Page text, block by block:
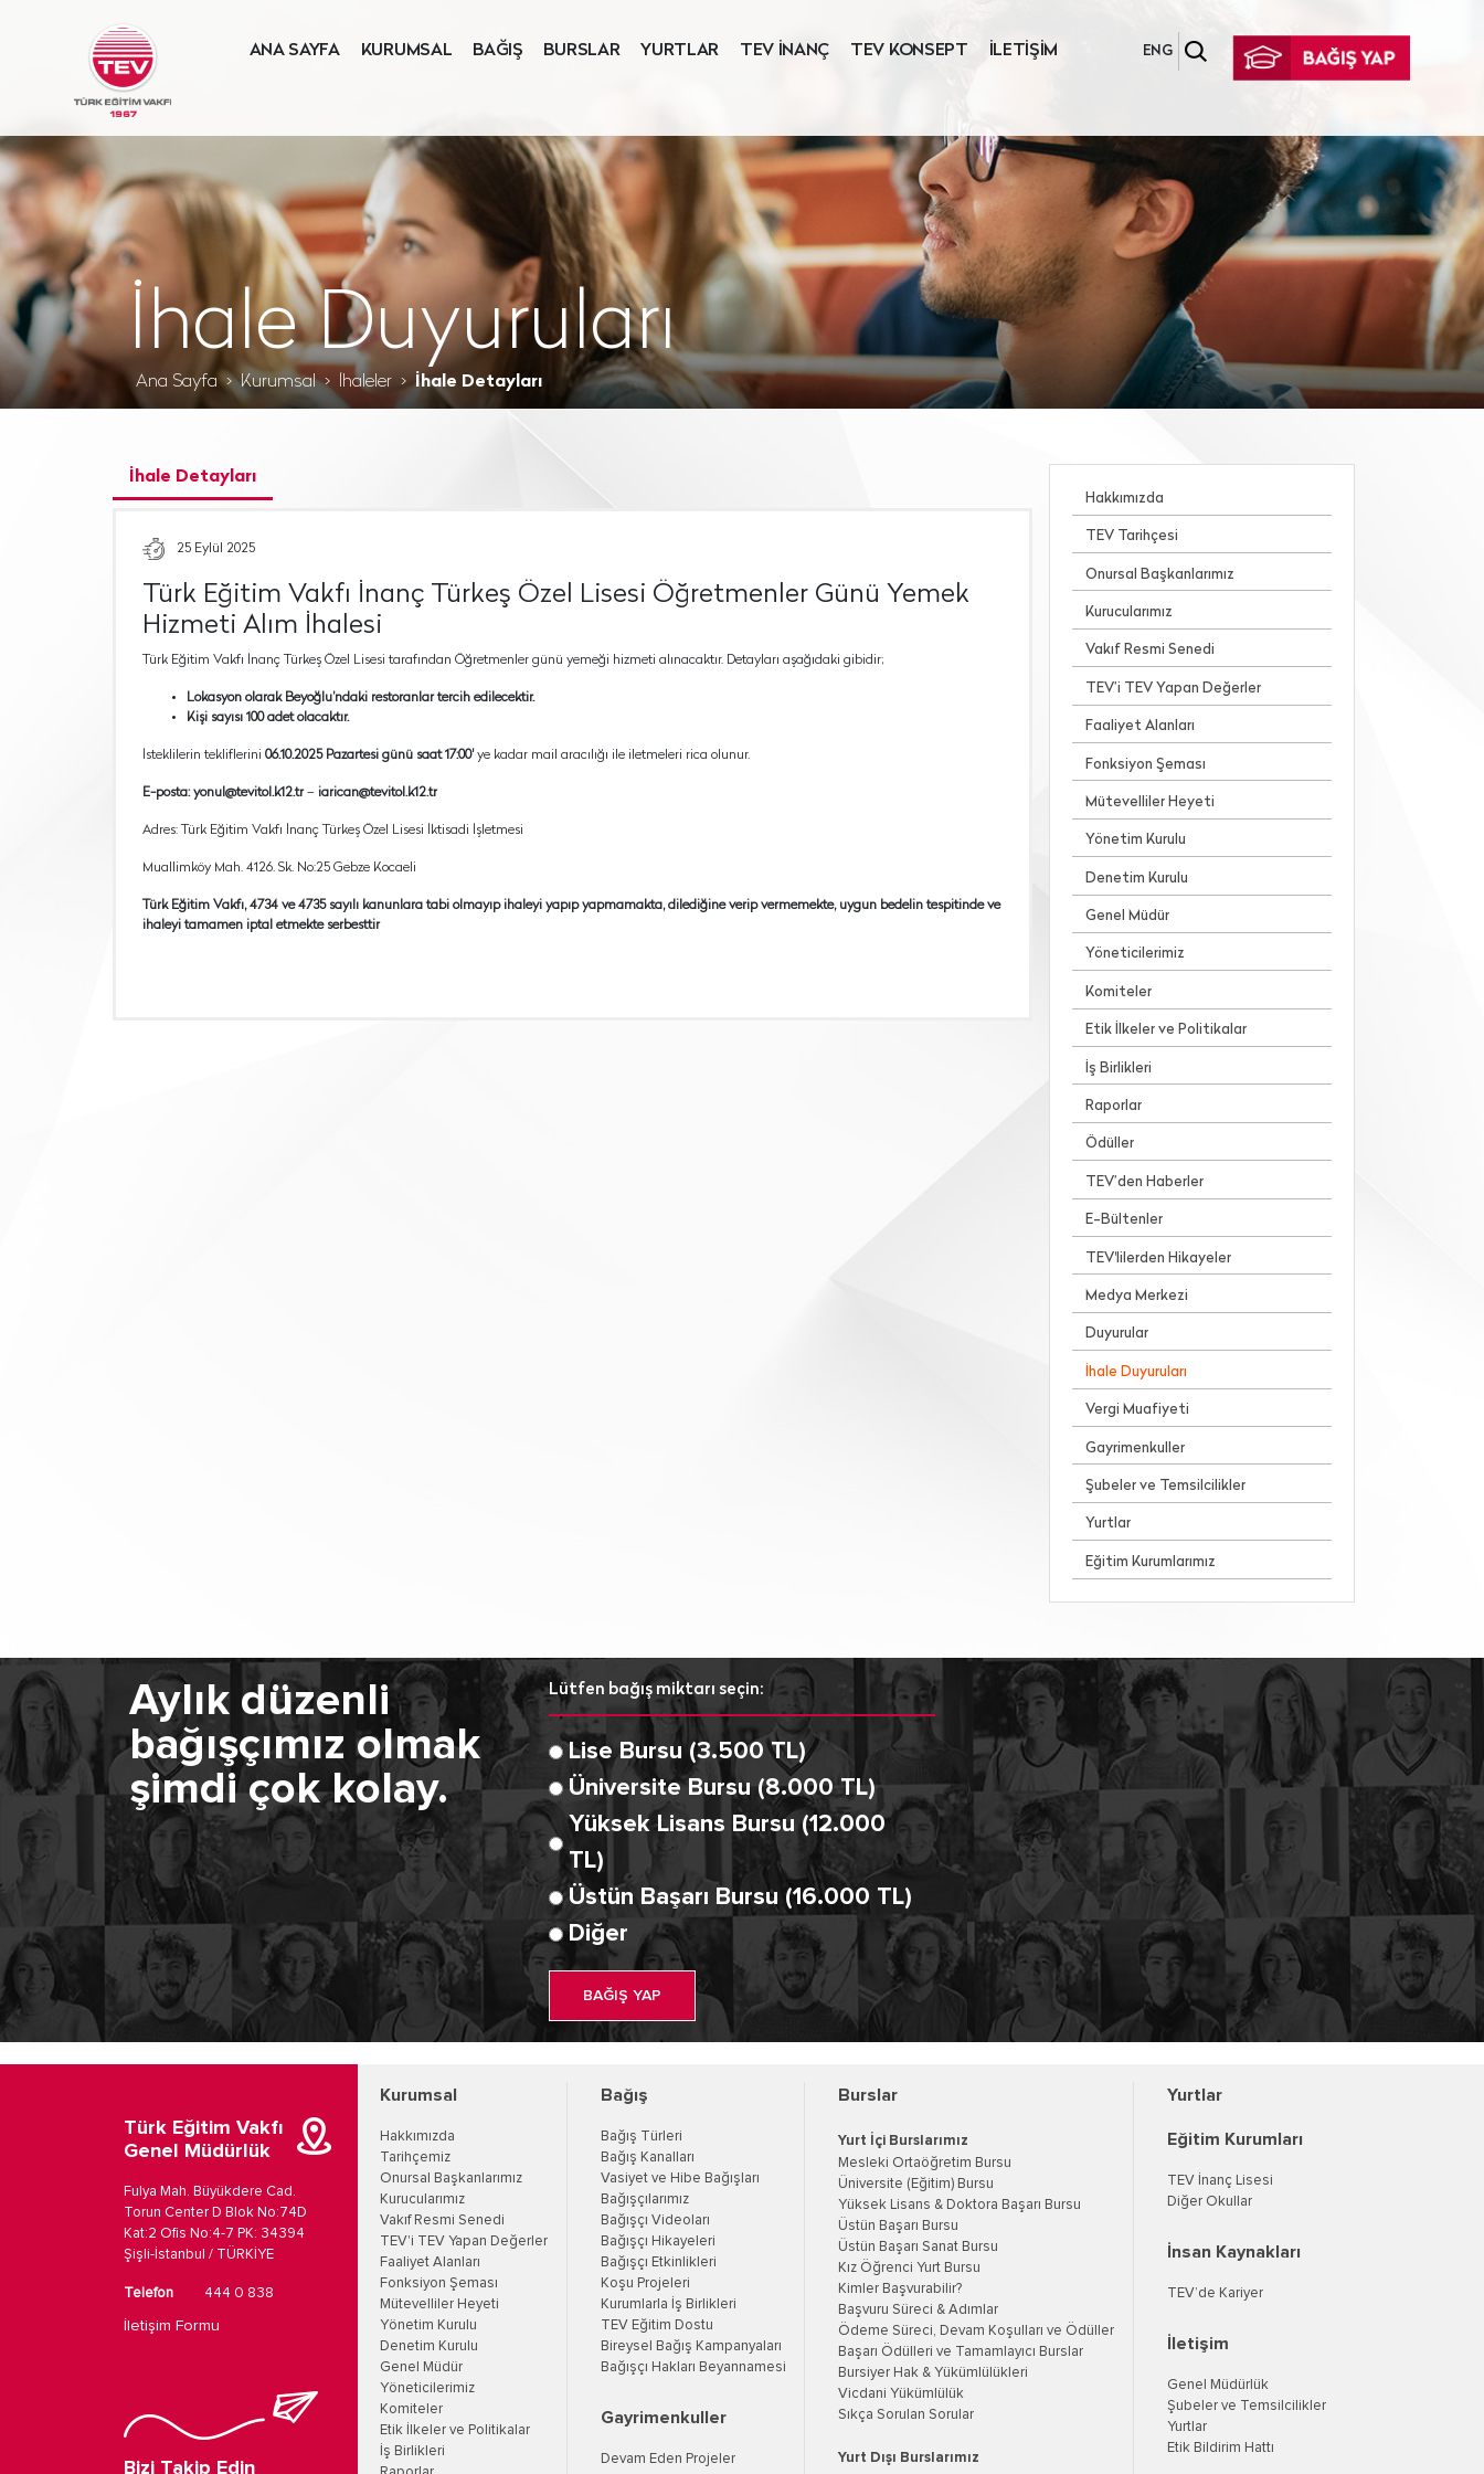
ANA SAYFA KURUMSAL BAĞIŞ BURSLAR YURTLAR TEV İNANÇ TEV KONSEPT İLETİŞİM ENG
İhale Duyuruları
Ana Sayfa Kurumsal İhaleler İhale Detayları
İhale Detayları
25 Eylül 2025
Türk Eğitim Vakfı İnanç Türkeş Özel Lisesi Öğretmenler Günü Yemek
Hizmeti Alım İhalesi
Türk Eğitim Vakfı İnanç Türkeş Özel Lisesi tarafından Öğretmenler günü yemeği hizmeti alınacaktır. Detayları aşağıdaki gibidir;
Lokasyon olarak Beyoğlu’ndaki restoranlar tercih edilecektir.
Kişi sayısı 100 adet olacaktır.
İsteklilerin tekliflerini 06.10.2025 Pazartesi günü saat 17:00' ye kadar mail aracılığı ile iletmeleri rica olunur.
E-posta: yonul@tevitol.k12.tr– iarican@tevitol.k12.tr
Adres: Türk Eğitim Vakfı İnanç Türkeş Özel Lisesi İktisadi İşletmesi
Muallimköy Mah. 4126. Sk. No:25 Gebze Kocaeli
Türk Eğitim Vakfı, 4734 ve 4735 sayılı kanunlara tabi olmayıp ihaleyi yapıp yapmamakta, dilediğine verip vermemekte, uygun bedelin tespitinde ve
ihaleyi tamamen iptal etmekte serbesttir
Hakkımızda
TEV Tarihçesi
Onursal Başkanlarımız
Kurucularımız
Vakıf Resmi Senedi
TEV’i TEV Yapan Değerler
Faaliyet Alanları
Fonksiyon Şeması
Mütevelliler Heyeti
Yönetim Kurulu
Denetim Kurulu
Genel Müdür
Yöneticilerimiz
Komiteler
Etik İlkeler ve Politikalar
İş Birlikleri
Raporlar
Ödüller
TEV’den Haberler
E-Bültenler
TEV'lilerden Hikayeler
Medya Merkezi
Duyurular
İhale Duyuruları
Vergi Muafiyeti
Gayrimenkuller
Şubeler ve Temsilcilikler
Yurtlar
Eğitim Kurumlarımız
Aylık düzenli
bağışçımız olmak
şimdi çok kolay.
Lütfen bağış miktarı seçin:
Lise Bursu (3.500 TL)
Üniversite Bursu (8.000 TL)
Yüksek Lisans Bursu (12.000
TL)
Üstün Başarı Bursu (16.000 TL)
Diğer
BAĞIŞ YAP
Türk Eğitim Vakfı
Genel Müdürlük
Fulya Mah. Büyükdere Cad.
Torun Center D Blok No:74D
Kat:2 Ofis No:4-7 PK: 34394
Şişli-İstanbul / TÜRKİYE
Telefon 444 0 838
İletişim Formu
Bizi Takip Edin
Kurumsal
Hakkımızda
Tarihçemiz
Onursal Başkanlarımız
Kurucularımız
Vakıf Resmi Senedi
TEV'i TEV Yapan Değerler
Faaliyet Alanları
Fonksiyon Şeması
Mütevelliler Heyeti
Yönetim Kurulu
Denetim Kurulu
Genel Müdür
Yöneticilerimiz
Komiteler
Etik İlkeler ve Politikalar
İş Birlikleri
Bağış
Bağış Türleri
Bağış Kanalları
Vasiyet ve Hibe Bağışları
Bağışçılarımız
Bağışçı Videoları
Bağışçı Hikayeleri
Bağışçı Etkinlikleri
Koşu Projeleri
Kurumlarla İş Birlikleri
TEV Eğitim Dostu
Bireysel Bağış Kampanyaları
Bağışçı Hakları Beyannamesi
Gayrimenkuller
Devam Eden Projeler
Burslar
Yurt İçi Burslarımız
Mesleki Ortaöğretim Bursu
Üniversite (Eğitim) Bursu
Yüksek Lisans & Doktora Başarı Bursu
Üstün Başarı Bursu
Üstün Başarı Sanat Bursu
Kız Öğrenci Yurt Bursu
Kimler Başvurabilir?
Başvuru Süreci & Adımlar
Ödeme Süreci, Devam Koşulları ve Ödüller
Başarı Ödülleri ve Tamamlayıcı Burslar
Bursiyer Hak & Yükümlülükleri
Vicdani Yükümlülük
Sıkça Sorulan Sorular
Yurt Dışı Burslarımız
Yurtlar
Eğitim Kurumları
TEV İnanç Lisesi
Diğer Okullar
İnsan Kaynakları
TEV’de Kariyer
İletişim
Genel Müdürlük
Şubeler ve Temsilcilikler
Yurtlar
Etik Bildirim Hattı